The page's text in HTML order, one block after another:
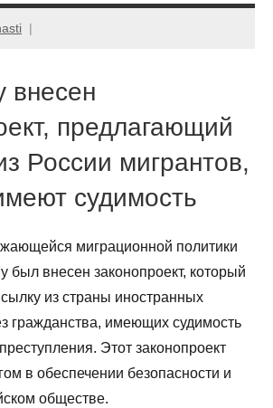
внесен
предлагающий
России мигрантов,
судимость
миграционной политики
был внесен законопроект, который
из страны иностранных
гражданства, имеющих судимость
Этот законопроект
в обеспечении безопасности и
обществе.